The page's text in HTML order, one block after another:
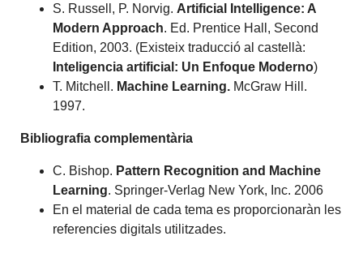
S. Russell, P. Norvig. Artificial Intelligence: A
Modern Approach. Ed. Prentice Hall, Second
Edition, 2003. (Existeix traducció al castellà:
Inteligencia artificial: Un Enfoque Moderno)
T. Mitchell. Machine Learning. McGraw Hill.
1997.
Bibliografia complementària
C. Bishop. Pattern Recognition and Machine
Learning. Springer-Verlag New York, Inc. 2006
En el material de cada tema es proporcionaràn les
referencies digitals utilitzades.